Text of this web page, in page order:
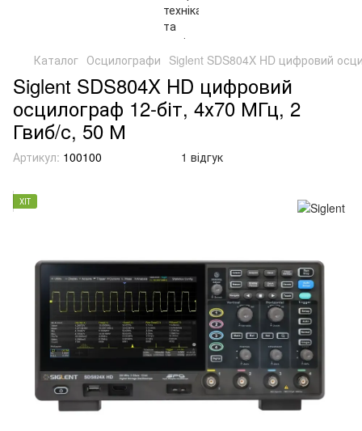
Каталог Осцилографи Siglent SDS804X HD цифровий
Siglent SDS804X HD цифровий
осцилограф 12-біт, 4х70 МГц, 2
Гвиб/с, 50 М
Артикул: 100100 1 відгук
ХІТ